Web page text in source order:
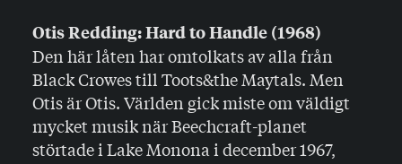
Otis Redding: Hard to Handle (1968)
Den här låten har omtolkats av alla från
Black Crowes till Toots&the Maytals. Men
Otis är Otis. Världen gick miste om väldigt
mycket musik när Beechcraft-planet
störtade i Lake Monona i december 1967,